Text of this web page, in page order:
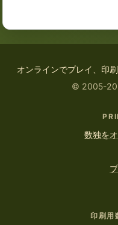
オンラインでプレイ、印
© 2005-
数独を
印刷